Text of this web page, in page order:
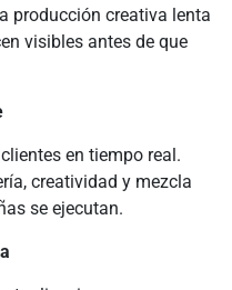
producción creativa lenta
visibles antes de que
en tiempo real.
creatividad y mezcla
se ejecutan.